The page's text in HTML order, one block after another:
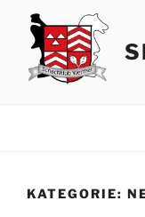
Inhalt
springen
KATEGORIE: